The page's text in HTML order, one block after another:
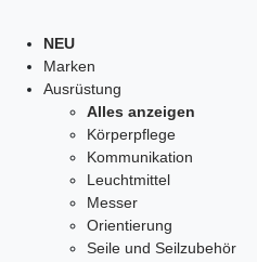
NEU
Marken
Ausrüstung
Alles anzeigen
Körperpflege
Kommunikation
Leuchtmittel
Messer
Orientierung
Seile und Seilzubehör